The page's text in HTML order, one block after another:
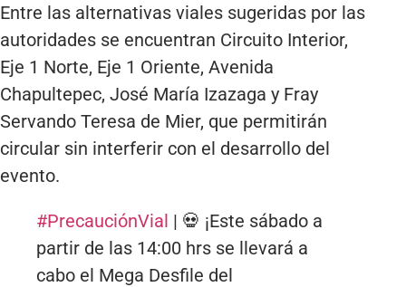
Entre las alternativas viales sugeridas por las
autoridades se encuentran Circuito Interior,
Eje 1 Norte, Eje 1 Oriente, Avenida
Chapultepec, José María Izazaga y Fray
Servando Teresa de Mier, que permitirán
circular sin interferir con el desarrollo del
evento.
#PrecauciónVial | 💀 ¡Este sábado a
partir de las 14:00 hrs se llevará a
cabo el Mega Desfile del